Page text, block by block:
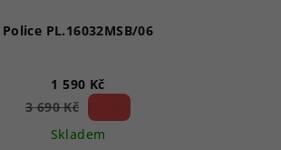
Police PL.16032MSB/06
1 590 Kč
3 690 Kč
Skladem